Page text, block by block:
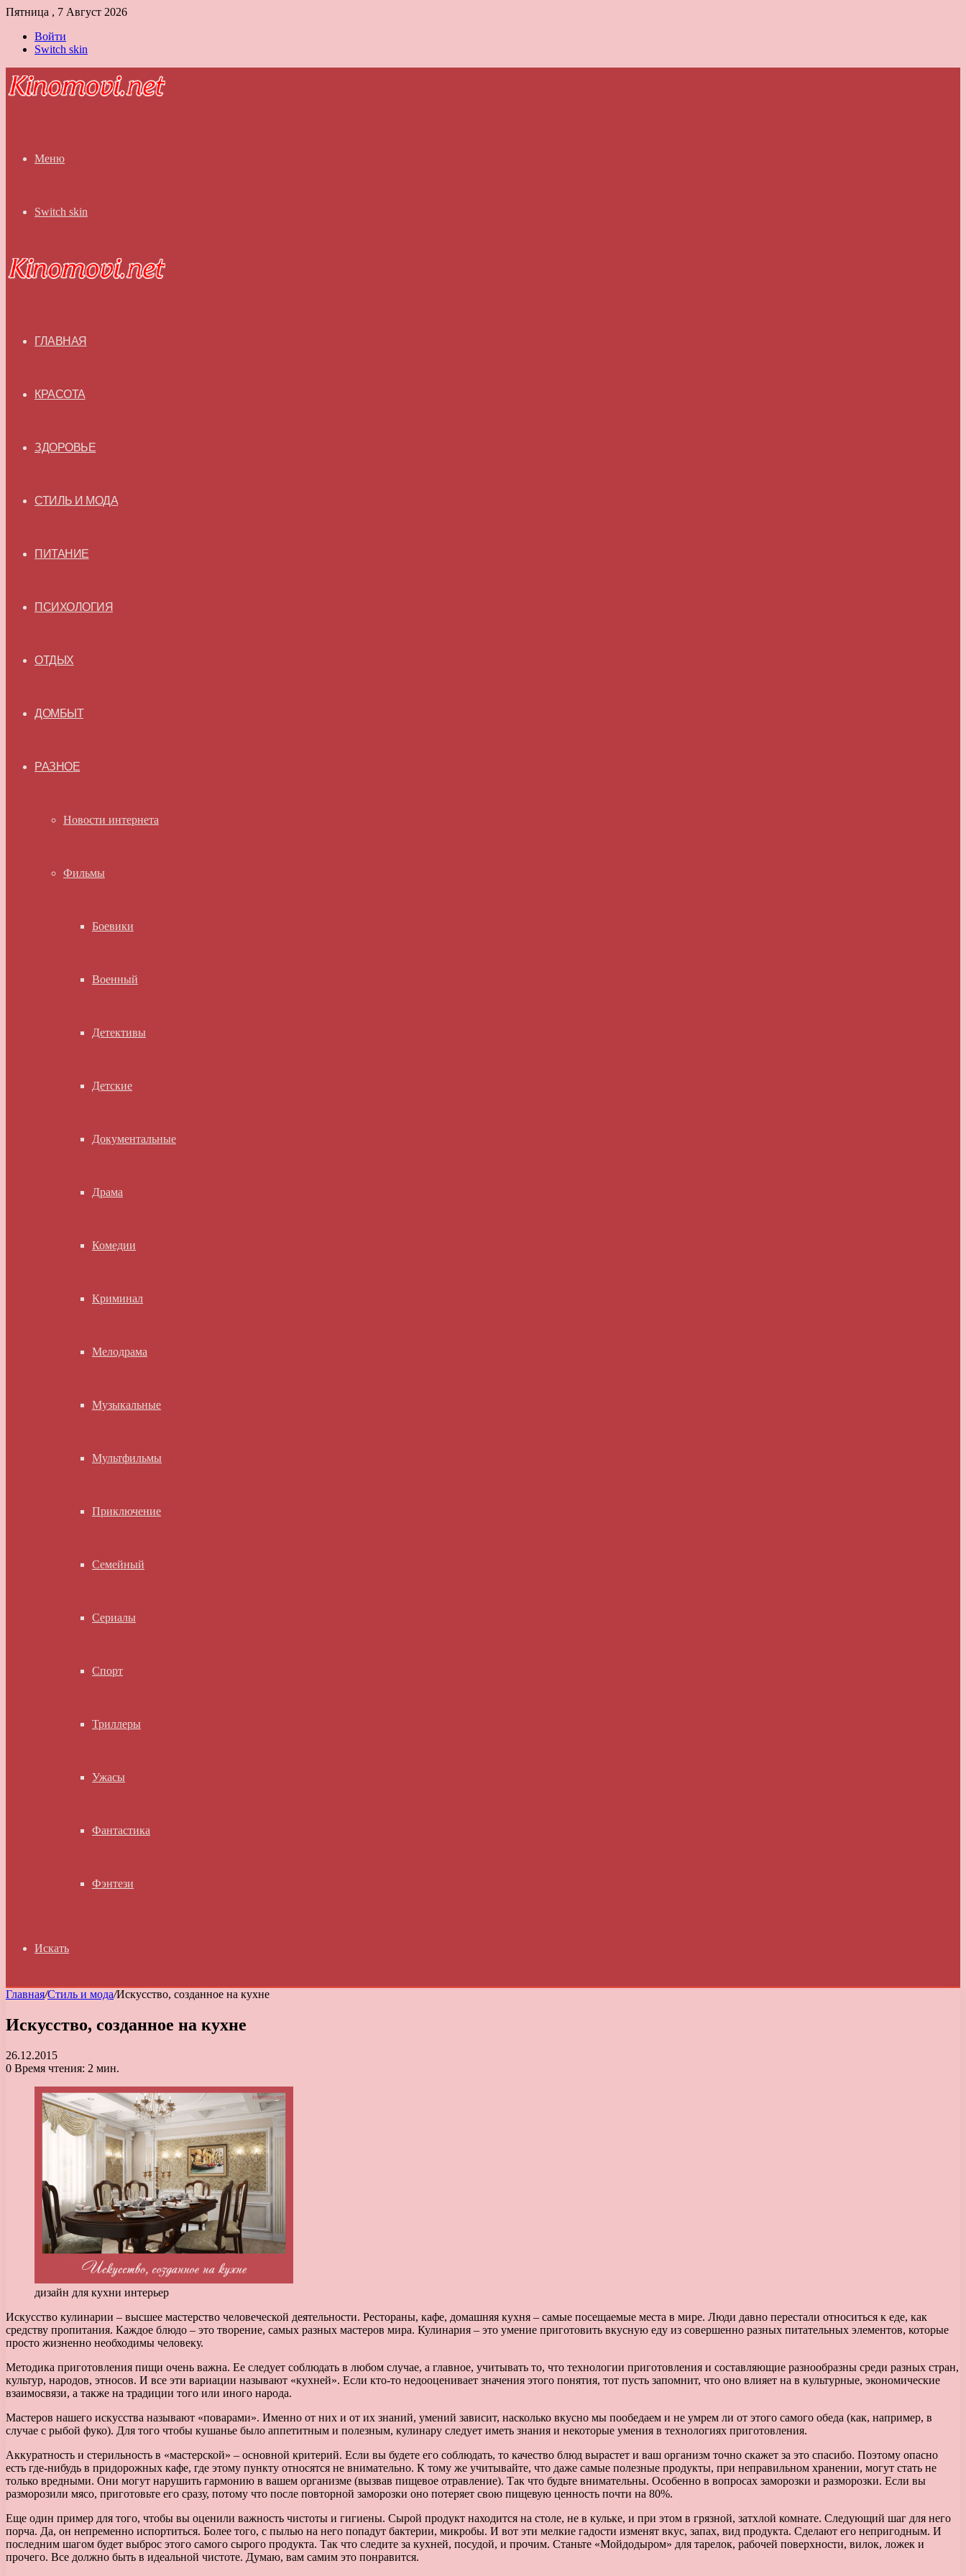
Пятница , 7 Август 2026
Войти
Switch skin
Меню
Switch skin
ГЛАВНАЯ
КРАСОТА
ЗДОРОВЬЕ
СТИЛЬ И МОДА
ПИТАНИЕ
ПСИХОЛОГИЯ
ОТДЫХ
ДОМБЫТ
РАЗНОЕ
Новости интернета
Фильмы
Боевики
Военный
Детективы
Детские
Документальные
Драма
Комедии
Криминал
Мелодрама
Музыкальные
Мультфильмы
Приключение
Семейный
Сериалы
Спорт
Триллеры
Ужасы
Фантастика
Фэнтези
Искать
Главная/Стиль и мода/Искусство, созданное на кухне
Искусство, созданное на кухне
26.12.2015
0 Время чтения: 2 мин.
дизайн для кухни интерьер
Искусство кулинарии – высшее мастерство человеческой деятельности. Рестораны, кафе, домашняя кухня – самые посещаемые места в мире. Люди давно перестали относиться к еде, как
средству пропитания. Каждое блюдо – это творение, самых разных мастеров мира. Кулинария – это умение приготовить вкусную еду из совершенно разных питательных элементов, которые
просто жизненно необходимы человеку.
Методика приготовления пищи очень важна. Ее следует соблюдать в любом случае, а главное, учитывать то, что технологии приготовления и составляющие разнообразны среди разных стран,
культур, народов, этносов. И все эти вариации называют «кухней». Если кто-то недооценивает значения этого понятия, тот пусть запомнит, что оно влияет на в культурные, экономические
взаимосвязи, а также на традиции того или иного народа.
Мастеров нашего искусства называют «поварами». Именно от них и от их знаний, умений зависит, насколько вкусно мы пообедаем и не умрем ли от этого самого обеда (как, например, в
случае с рыбой фуко). Для того чтобы кушанье было аппетитным и полезным, кулинару следует иметь знания и некоторые умения в технологиях приготовления.
Аккуратность и стерильность в «мастерской» – основной критерий. Если вы будете его соблюдать, то качество блюд вырастет и ваш организм точно скажет за это спасибо. Поэтому опасно
есть где-нибудь в придорожных кафе, где этому пункту относятся не внимательно. К тому же учитывайте, что даже самые полезные продукты, при неправильном хранении, могут стать не
только вредными. Они могут нарушить гармонию в вашем организме (вызвав пищевое отравление). Так что будьте внимательны. Особенно в вопросах заморозки и разморозки. Если вы
разморозили мясо, приготовьте его сразу, потому что после повторной заморозки оно потеряет свою пищевую ценность почти на 80%.
Еще один пример для того, чтобы вы оценили важность чистоты и гигиены. Сырой продукт находится на столе, не в кульке, и при этом в грязной, затхлой комнате. Следующий шаг для него
порча. Да, он непременно испортиться. Более того, с пылью на него попадут бактерии, микробы. И вот эти мелкие гадости изменят вкус, запах, вид продукта. Сделают его непригодным. И
последним шагом будет выброс этого самого сырого продукта. Так что следите за кухней, посудой, и прочим. Станьте «Мойдодыром» для тарелок, рабочей поверхности, вилок, ложек и
прочего. Все должно быть в идеальной чистоте. Думаю, вам самим это понравится.